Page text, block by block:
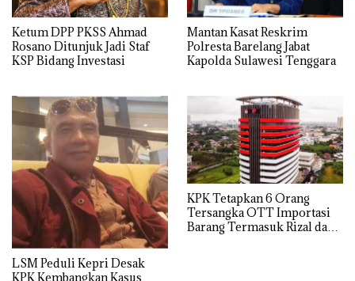
Ketum DPP PKSS Ahmad
Rosano Ditunjuk Jadi Staf
KSP Bidang Investasi
Mantan Kasat Reskrim
Polresta Barelang Jabat
Kapolda Sulawesi Tenggara
LSM Peduli Kepri Desak
KPK Kembangkan Kasus
KPK Tetapkan 6 Orang
Tersangka OTT Importasi
Barang Termasuk Rizal dan